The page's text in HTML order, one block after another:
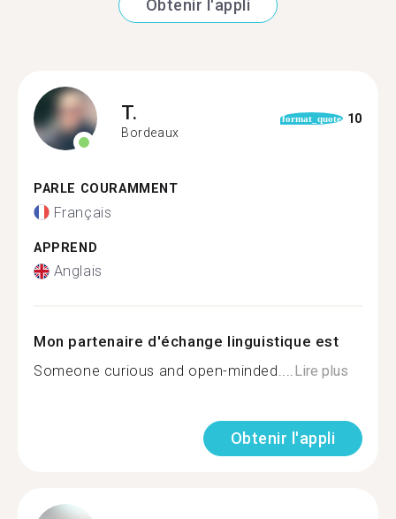
Obtenir l'appli
T.
Bordeaux
format_quote 10
PARLE COURAMMENT
Français
APPREND
Anglais
Mon partenaire d'échange linguistique est
Someone curious and open-minded....Lire plus
Obtenir l'appli